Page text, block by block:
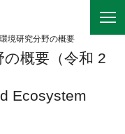
境研究分野の概要
の概要（令和 2
Ecosystem